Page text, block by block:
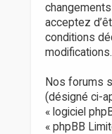
acceptez
conditions
modifications.
Nos forums
(désigné ci-
« logiciel
« phpBB